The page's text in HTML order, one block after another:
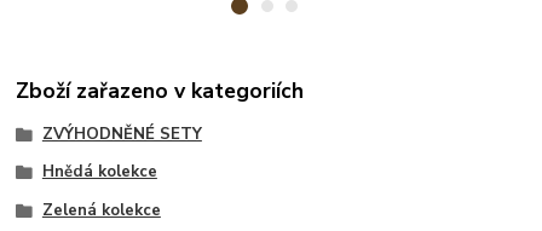
Zboží zařazeno v kategoriích
ZVÝHODNĚNÉ SETY
Hnědá kolekce
Zelená kolekce